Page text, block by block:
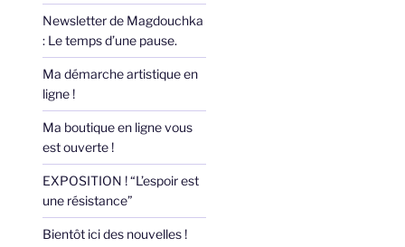
Newsletter de Magdouchka
: Le temps d’une pause.
Ma démarche artistique en
ligne !
Ma boutique en ligne vous
est ouverte !
EXPOSITION ! “L’espoir est
une résistance”
Bientôt ici des nouvelles !